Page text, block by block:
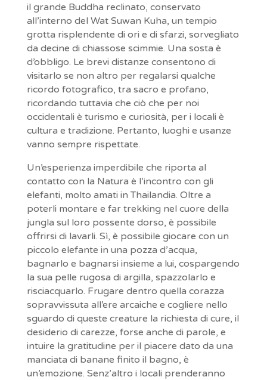
il grande Buddha reclinato, conservato
all’interno del Wat Suwan Kuha, un tempio
grotta risplendente di ori e di sfarzi, sorvegliato
da decine di chiassose scimmie. Una sosta è
d’obbligo. Le brevi distanze consentono di
visitarlo se non altro per regalarsi qualche
ricordo fotografico, tra sacro e profano,
ricordando tuttavia che ciò che per noi
occidentali è turismo e curiosità, per i locali è
cultura e tradizione. Pertanto, luoghi e usanze
vanno sempre rispettate.
Un’esperienza imperdibile che riporta al
contatto con la Natura è l’incontro con gli
elefanti, molto amati in Thailandia. Oltre a
poterli montare e far trekking nel cuore della
jungla sul loro possente dorso, è possibile
offrirsi di lavarli. Sì, è possibile giocare con un
piccolo elefante in una pozza d’acqua,
bagnarlo e bagnarsi insieme a lui, cospargendo
la sua pelle rugosa di argilla, spazzolarlo e
risciacquarlo. Frugare dentro quella corazza
sopravvissuta all’ere arcaiche e cogliere nello
sguardo di queste creature la richiesta di cure, il
desiderio di carezze, forse anche di parole, e
intuire la gratitudine per il piacere dato da una
manciata di banane finito il bagno, è
un’emozione. Senz’altro i locali prenderanno